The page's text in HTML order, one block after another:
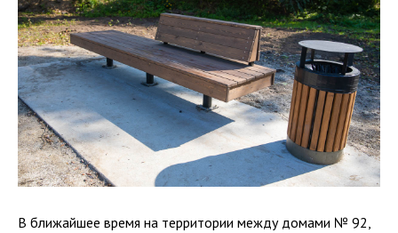
В ближайшее время на территории между домами № 92,